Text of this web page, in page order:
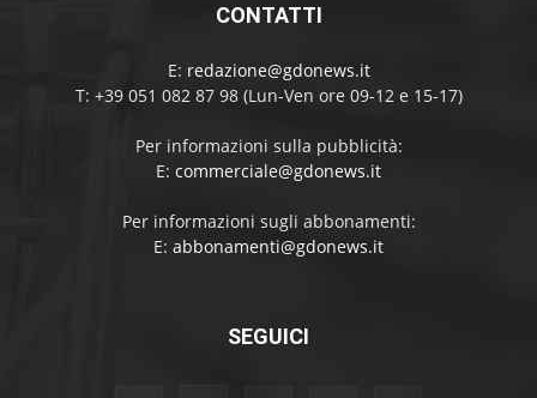
CONTATTI
E: redazione@gdonews.it
T: +39 051 082 87 98 (Lun-Ven ore 09-12 e 15-17)
Per informazioni sulla pubblicità:
E: commerciale@gdonews.it
Per informazioni sugli abbonamenti:
E: abbonamenti@gdonews.it
SEGUICI